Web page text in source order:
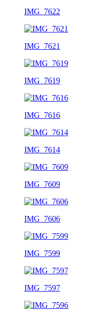
IMG_7622
IMG_7621
IMG_7619
IMG_7616
IMG_7614
IMG_7609
IMG_7606
IMG_7599
IMG_7597